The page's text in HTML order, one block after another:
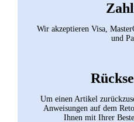
Wir akzeptieren Visa,
und
Um einen Artikel
Anweisungen auf dem
Ihnen mit Ihrer